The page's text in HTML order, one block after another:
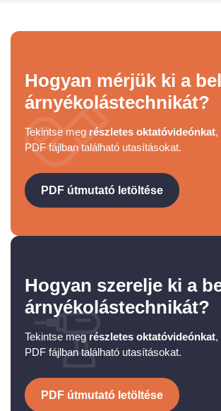
Hogyan mérjük ki a
árnyékolástechnikát?
Tekintse meg részletes oktatóvideónkat,
PDF fájlban található utasításokat.
PDF útmutató letöltése
Hogyan szerelje ki a
árnyékolástechnikát?
Tekintse meg részletes oktatóvideónkat,
PDF fájlban található utasításokat.
PDF útmutató letöltése